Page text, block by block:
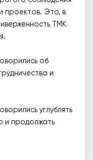
проектов. Это, в
ТМК
об
и
углублять
и продолжать